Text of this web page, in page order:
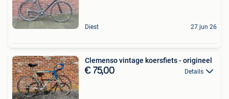
Diest 27 jun 26
Clemenso vintage koersfiets - origineel
€ 75,00 Details